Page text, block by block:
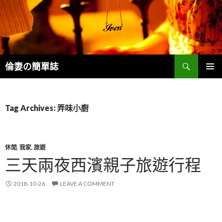
倫妻の簡單誌
Search
Tag Archives: 弄味小廚
休閒, 我家, 旅遊
三天兩夜西濱親子旅遊行程
2018-10-26 LEAVE A COMMENT